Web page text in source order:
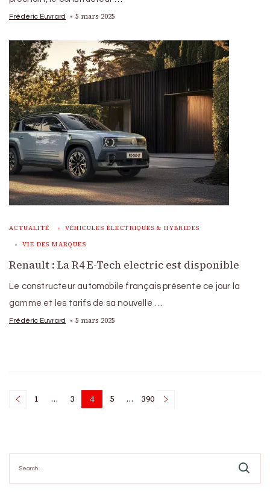
Frédéric Euvrard 5 mars 2025
ACTUALITÉ VÉHICULES ÉLECTRIQUES & HYBRIDES
VIE DES MARQUES
Renault : La R4 E-Tech electric est disponible
Le constructeur automobile français présente ce jour la
gamme et les tarifs de sa nouvelle …
Frédéric Euvrard 5 mars 2025
Posts
Page
1 … Page
3 Page
4 Page
5 … Page
390
for: